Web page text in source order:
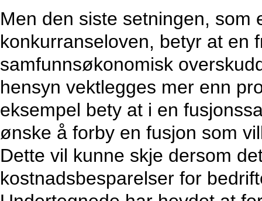
Men den siste setningen, som
konkurranseloven, betyr at en
samfunnsøkonomisk
hensyn vektlegges mer enn
eksempel bety at i en
ønske å forby en fusjon som
Dette vil kunne skje dersom
kostnadsbesparelser for